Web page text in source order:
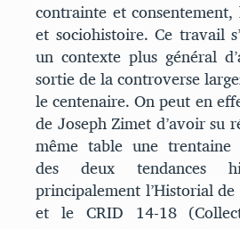
contrainte et
et sociohistoire. Ce travail
un contexte plus général
sortie de la controverse
le centenaire. On peut en
de Joseph Zimet d’avoir su
même table une trentaine
des deux tendances
principalement l’Historial
et le CRID 14-18